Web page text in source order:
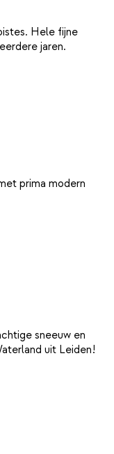
Hele fijne
prima modern
sneeuw en
uit Leiden!